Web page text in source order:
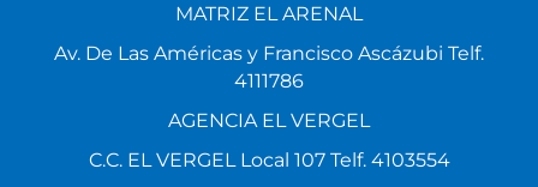
MATRIZ EL ARENAL
Av. De Las Américas y Francisco Ascázubi Telf.
4111786
AGENCIA EL VERGEL
C.C. EL VERGEL Local 107 Telf. 4103554